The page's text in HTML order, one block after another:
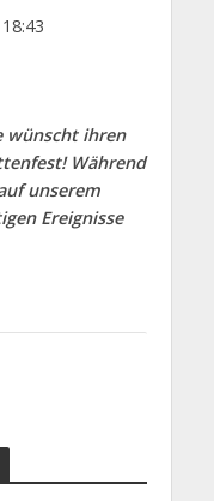
18:43
wünscht ihren
Während
unserem
Ereignisse